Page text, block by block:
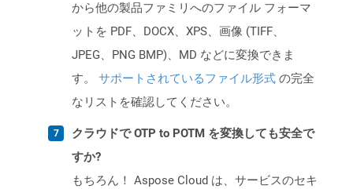
から他の製品ファミリへのファイル フォーマ
ットを PDF、DOCX、XPS、画像 (TIFF、
JPEG、PNG BMP)、MD などに変換できま
す。 サポートされているファイル形式 の完全
なリストを確認してください。
クラウドで OTP to POTM を変換しても安全で
すか?
もちろん！ Aspose Cloud は、サービスのセキ